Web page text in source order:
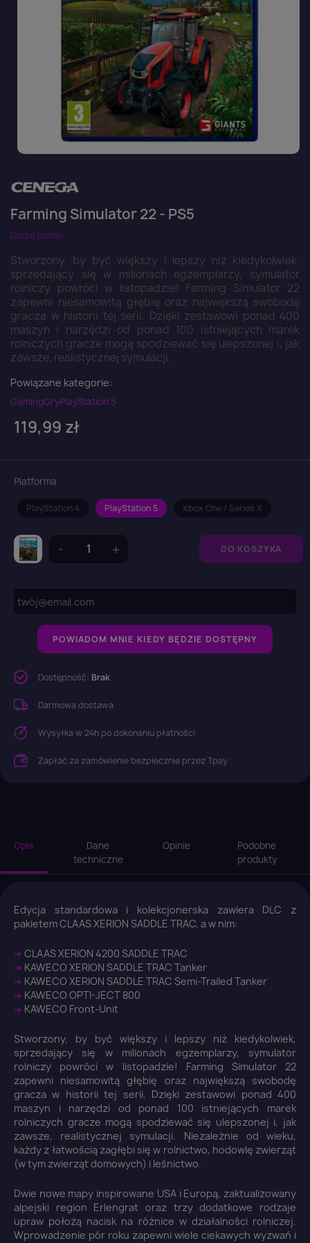
Farming Simulator 22 - PS5
Dodaj opinie
Stworzony, by być większy i lepszy niż kiedykolwiek,
sprzedający się w milionach egzemplarzy, symulator
rolniczy powróci w listopadzie! Farming Simulator 22
zapewni niesamowitą głębię oraz największą swobodę
gracza w historii tej serii. Dzięki zestawowi ponad 400
maszyn i narzędzi od ponad 100 istniejących marek
rolniczych gracze mogą spodziewać się ulepszonej i, jak
zawsze, realistycznej symulacji.
Powiązane kategorie:
GamingGryPlayStation 5
119,99 zł
Platforma
PlayStation 4 PlayStation 5 Xbox One / Series X
DO KOSZYKA
POWIADOM MNIE KIEDY BĘDZIE DOSTĘPNY
Dostępność: Brak
Darmowa dostawa
Wysyłka w 24h po dokonaniu płatności
Zapłać za zamówienie bezpiecznie przez Tpay
Opis
Dane
techniczne
Opinie
Podobne
produkty
Edycja standardowa i kolekcjonerska zawiera DLC z
pakietem CLAAS XERION SADDLE TRAC, a w nim:
➜ CLAAS XERION 4200 SADDLE TRAC
➜ KAWECO XERION SADDLE TRAC Tanker
➜ KAWECO XERION SADDLE TRAC Semi-Trailed Tanker
➜ KAWECO OPTI-JECT 800
➜ KAWECO Front-Unit
Stworzony, by być większy i lepszy niż kiedykolwiek,
sprzedający się w milionach egzemplarzy, symulator
rolniczy powróci w listopadzie! Farming Simulator 22
zapewni niesamowitą głębię oraz największą swobodę
gracza w historii tej serii. Dzięki zestawowi ponad 400
maszyn i narzędzi od ponad 100 istniejących marek
rolniczych gracze mogą spodziewać się ulepszonej i, jak
zawsze, realistycznej symulacji. Niezależnie od wieku,
każdy z łatwością zagłębi się w rolnictwo, hodowlę zwierząt
(w tym zwierząt domowych) i leśnictwo.
Dwie nowe mapy inspirowane USA i Europą, zaktualizowany
alpejski region Erlengrat oraz trzy dodatkowe rodzaje
upraw położą nacisk na różnice w działalności rolniczej.
Wprowadzenie pór roku zapewni wiele ciekawych wyzwań i